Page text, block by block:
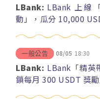
LBank: LBank 上線
動」，瓜分 10,000
一般公告 08/05 18:30
LBank: LBank「精英
鎖每月 300 USDT 獎